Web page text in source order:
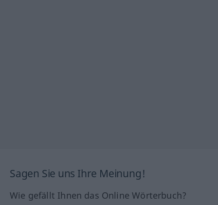
Sagen Sie uns Ihre Meinung!
Wie gefällt Ihnen das Online Wörterbuch?